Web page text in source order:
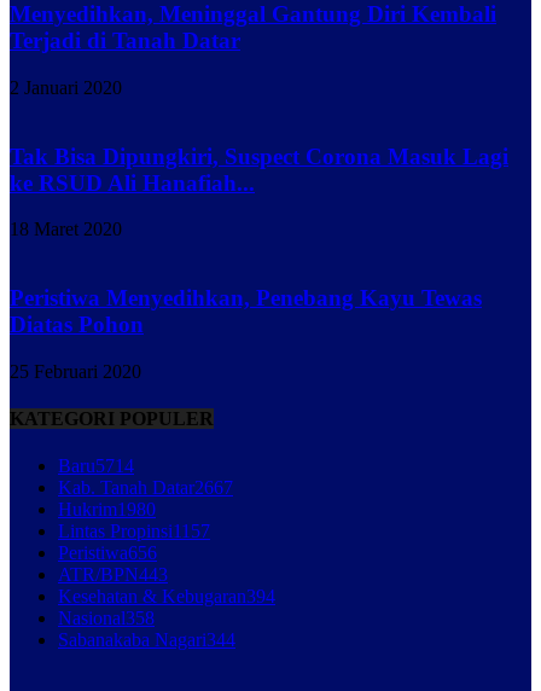
Menyedihkan, Meninggal Gantung Diri Kembali
Terjadi di Tanah Datar
2 Januari 2020
Tak Bisa Dipungkiri, Suspect Corona Masuk Lagi
ke RSUD Ali Hanafiah...
18 Maret 2020
Peristiwa Menyedihkan, Penebang Kayu Tewas
Diatas Pohon
25 Februari 2020
KATEGORI POPULER
Baru5714
Kab. Tanah Datar2667
Hukrim1980
Lintas Propinsi1157
Peristiwa656
ATR/BPN443
Kesehatan & Kebugaran394
Nasional358
Sabanakaba Nagari344